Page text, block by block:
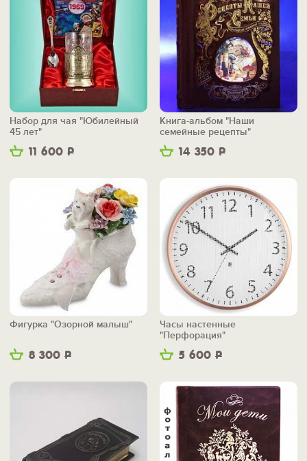
11 600 Р
Набор для чая "Юбилейный
45 лет"
14 350 Р
Книга-альбом "Наши
семейные рецепты"
8 300 Р
Фигурка "Озорной малыш"
5 600 Р
Часы настенные
"Перфорация"